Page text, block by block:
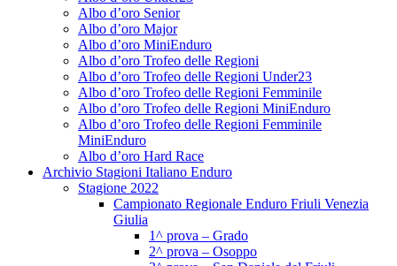
Albo d’oro Senior
Albo d’oro Major
Albo d’oro MiniEnduro
Albo d’oro Trofeo delle Regioni
Albo d’oro Trofeo delle Regioni Under23
Albo d’oro Trofeo delle Regioni Femminile
Albo d’oro Trofeo delle Regioni MiniEnduro
Albo d’oro Trofeo delle Regioni Femminile
MiniEnduro
Albo d’oro Hard Race
Archivio Stagioni Italiano Enduro
Stagione 2022
Campionato Regionale Enduro Friuli Venezia
Giulia
1^ prova – Grado
2^ prova – Osoppo